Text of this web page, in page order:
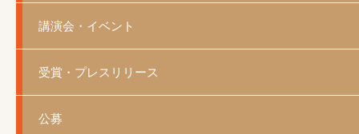
講演会・イベント
受賞・プレスリリース
公募